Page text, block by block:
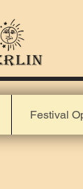
Festival